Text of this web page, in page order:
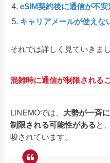
eSIM契約後に通信が不
キャリアメールが使えな
それでは詳しく見ていきまし
混雑時に通信が制限される
LINEMOでは、 大勢が一斉
制限される可能性があると
唆されています。